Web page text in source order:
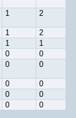
1 2
1
2
1
1
0
0
0 0
0
0
0
0
0
0